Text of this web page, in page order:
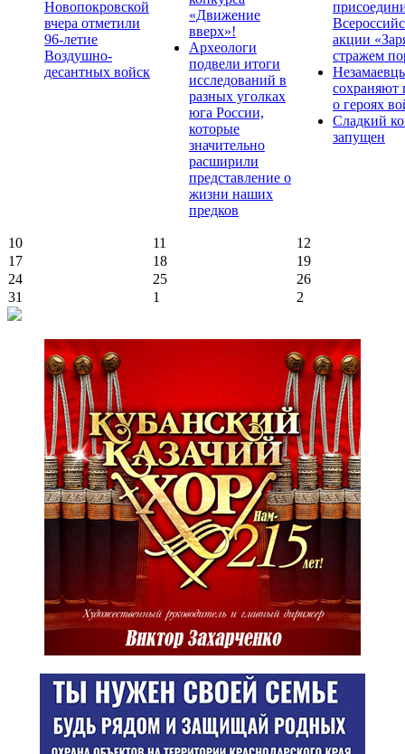
Новопокровской
вчера отметили
96-летие
Воздушно-
десантных войск
«Движение
вверх»!
Археологи
подвели итоги
исследований в
разных уголках
юга России,
которые
значительно
расширили
представление о
жизни наших
предков
акции
стражем
сохраняют
о героях
Сладкий
запущен
10 11
12
17
18
19
24
25
26
31
1 2